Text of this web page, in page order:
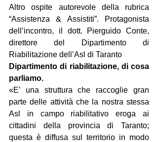
Altro ospite autorevole della rubrica
“Assistenza & Assistiti”. Protagonista
dell’incontro, il dott. Pierguido Conte,
direttore del Dipartimento di
Riabilitazione dell’Asl di Taranto
Dipartimento di riabilitazione, di cosa
parliamo.
«E’ una struttura che raccoglie gran
parte delle attività che la nostra stessa
Asl in campo riabilitativo eroga ai
cittadini della provincia di Taranto;
questa è diffusa sul territorio in modo